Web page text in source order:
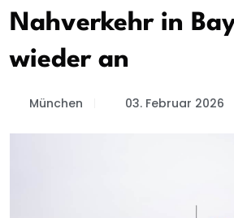
Nahverkehr in
wieder an
München 03. Februar 2026